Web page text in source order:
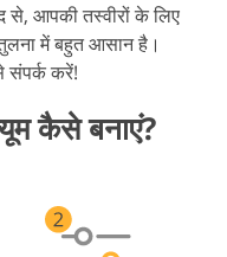
आपकी तस्वीरों के लिए
में बहुत आसान है।
संपर्क करें!
कैसे बनाएं?